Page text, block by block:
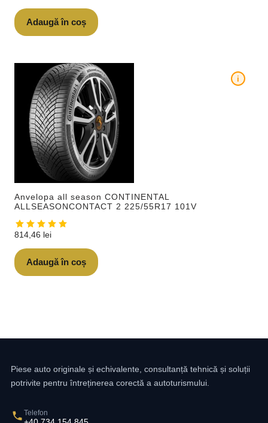
Adaugă în coș
Anvelopa all season CONTINENTAL
ALLSEASONCONTACT 2 225/55R17 101V
i
814,46 lei
Adaugă în coș
Piese auto originale și echivalente, consultanță tehnică și soluții
potrivite pentru întreținerea corectă a autoturismului.
Telefon